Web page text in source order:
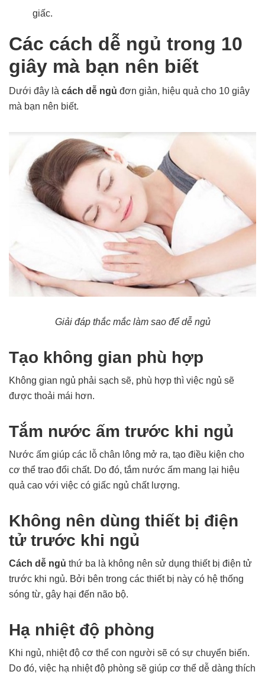
giấc.
Các cách dễ ngủ trong 10
giây mà bạn nên biết
Dưới đây là cách dễ ngủ đơn giản, hiệu quả cho 10 giây
mà bạn nên biết.
Giải đáp thắc mắc làm sao để dễ ngủ
Tạo không gian phù hợp
Không gian ngủ phải sạch sẽ, phù hợp thì việc ngủ sẽ
được thoải mái hơn.
Tắm nước ấm trước khi ngủ
Nước ấm giúp các lỗ chân lông mở ra, tạo điều kiện cho
cơ thể trao đổi chất. Do đó, tắm nước ấm mang lại hiệu
quả cao với việc có giấc ngủ chất lượng.
Không nên dùng thiết bị điện
tử trước khi ngủ
Cách dễ ngủ thứ ba là không nên sử dụng thiết bị điện tử
trước khi ngủ. Bởi bên trong các thiết bị này có hệ thống
sóng từ, gây hại đến não bộ.
Hạ nhiệt độ phòng
Khi ngủ, nhiệt độ cơ thể con người sẽ có sự chuyển biến.
Do đó, việc hạ nhiệt độ phòng sẽ giúp cơ thể dễ dàng thích